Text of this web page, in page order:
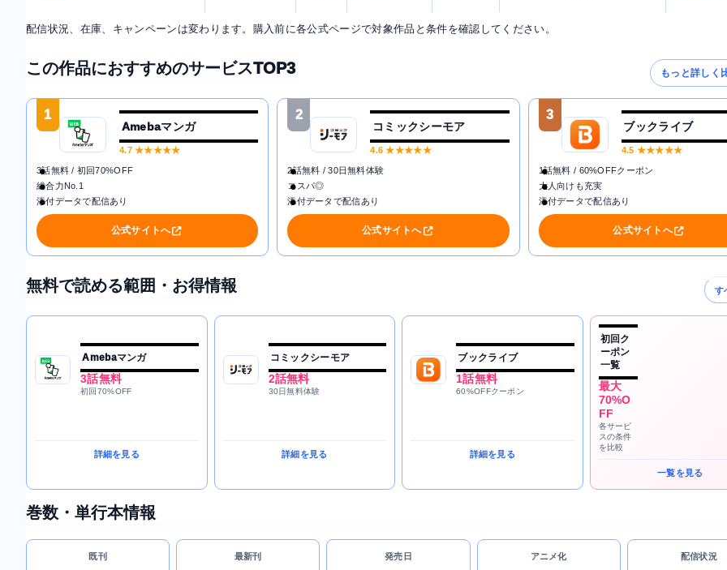
配信状況、在庫、キャンペーンは変わります。購入前に各公式ページで対象作品と条件を確認してください。
この作品におすすめのサービスTOP3 もっと詳しく
1
Amebaマンガ
4.7★★★★★
3話無料 / 初回70%OFF
総合力No.1
添付データで配信あり
公式サイトへ
2
コミックシーモア
4.6 ★★★★★
2話無料 / 30日無料体験
コスパ◎
添付データで配信あり
公式サイトへ
3
ブックライブ
4.5 ★★★★★
1話無料 / 60%OFFクーポン
大人向けも充実
添付データで配信あり
公式サイトへ
無料で読める範囲・お得情報 す
Amebaマンガ
3話無料
初回70%OFF
詳細を見る
コミックシーモア
2話無料
30日無料体験
詳細を見る
ブックライブ
1話無料
60%OFFクーポン
詳細を見る
初回ク
ーポン
一覧
最大
70%O
FF
各サービ
スの条件
を比較
一覧を見る
巻数・単行本情報
既刊 最新刊 発売日 アニメ化 配信状況